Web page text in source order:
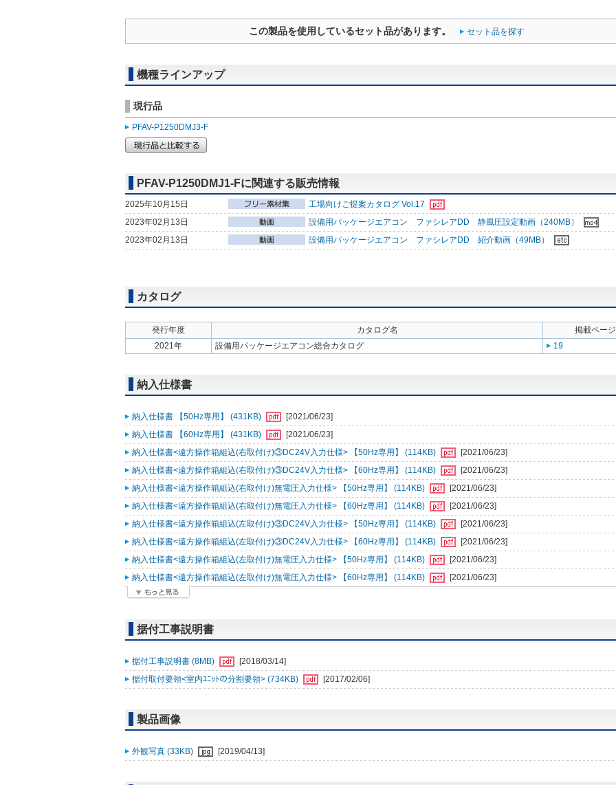
この製品を使用しているセット品があります。 セット品を探す
機種ラインアップ
現行品
PFAV-P1250DMJ3-F
PFAV-P1250DMJ1-Fに関連する販売情報
2025年10月15日
工場向けご提案カタログ Vol.17
2023年02月13日
設備用パッケージエアコン ファシレアDD 静風圧設定動画（240MB）
2023年02月13日
設備用パッケージエアコン ファシレアDD 紹介動画（49MB）
カタログ
発行年度 カタログ名
掲載ページ
2021年
設備用パッケージエアコン総合カタログ 19
納入仕様書
納入仕様書 【50Hz専用】 (431KB)
[2021/06/23]
納入仕様書 【60Hz専用】 (431KB)
[2021/06/23]
納入仕様書<遠方操作箱組込(右取付け)③DC24V入力仕様> 【50Hz専用】 (114KB)
[2021/06/23]
納入仕様書<遠方操作箱組込(右取付け)③DC24V入力仕様> 【60Hz専用】 (114KB)
[2021/06/23]
納入仕様書<遠方操作箱組込(右取付け)無電圧入力仕様> 【50Hz専用】 (114KB)
[2021/06/23]
納入仕様書<遠方操作箱組込(右取付け)無電圧入力仕様> 【60Hz専用】 (114KB)
[2021/06/23]
納入仕様書<遠方操作箱組込(左取付け)③DC24V入力仕様> 【50Hz専用】 (114KB)
[2021/06/23]
納入仕様書<遠方操作箱組込(左取付け)③DC24V入力仕様> 【60Hz専用】 (114KB)
[2021/06/23]
納入仕様書<遠方操作箱組込(左取付け)無電圧入力仕様> 【50Hz専用】 (114KB)
[2021/06/23]
納入仕様書<遠方操作箱組込(左取付け)無電圧入力仕様> 【60Hz専用】 (114KB)
[2021/06/23]
据付工事説明書
据付工事説明書 (8MB)
[2018/03/14]
据付取付要領<室内ﾕﾆｯﾄの分割要領> (734KB)
[2017/02/06]
製品画像
外観写真 (33KB) [2019/04/13]